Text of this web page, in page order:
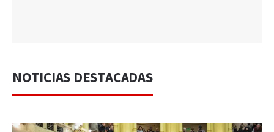
NOTICIAS DESTACADAS